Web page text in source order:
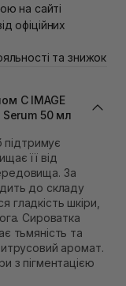
Підстригача, 1В
Бандери 45
15
23 (ТЦ
на сайті
офіційних
та знижок
С IMAGE
Serum 50 мл
підтримує
її від
За
до складу
гладкість шкіри,
Сироватка
тьмяність та
аромат.
з пігментацією